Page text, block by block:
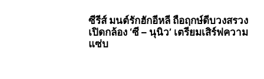
ซีรีส์ มนต์รักฮักอีหลี ถือฤกษ์ดีบวงสรวง
เปิดกล้อง ‘ซี – นุนิว’ เตรียมเสิร์ฟความ
แซ่บ